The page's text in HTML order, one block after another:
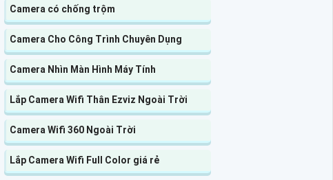
Camera có chống trộm
Camera Cho Công Trình Chuyên Dụng
Camera Nhìn Màn Hình Máy Tính
Lắp Camera Wifi Thân Ezviz Ngoài Trời
Camera Wifi 360 Ngoài Trời
Lắp Camera Wifi Full Color giá rẻ